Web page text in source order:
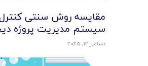
مقایسه روش سنتی کنترل
سیستم مدیریت پروژه
دسامبر 12, 2025